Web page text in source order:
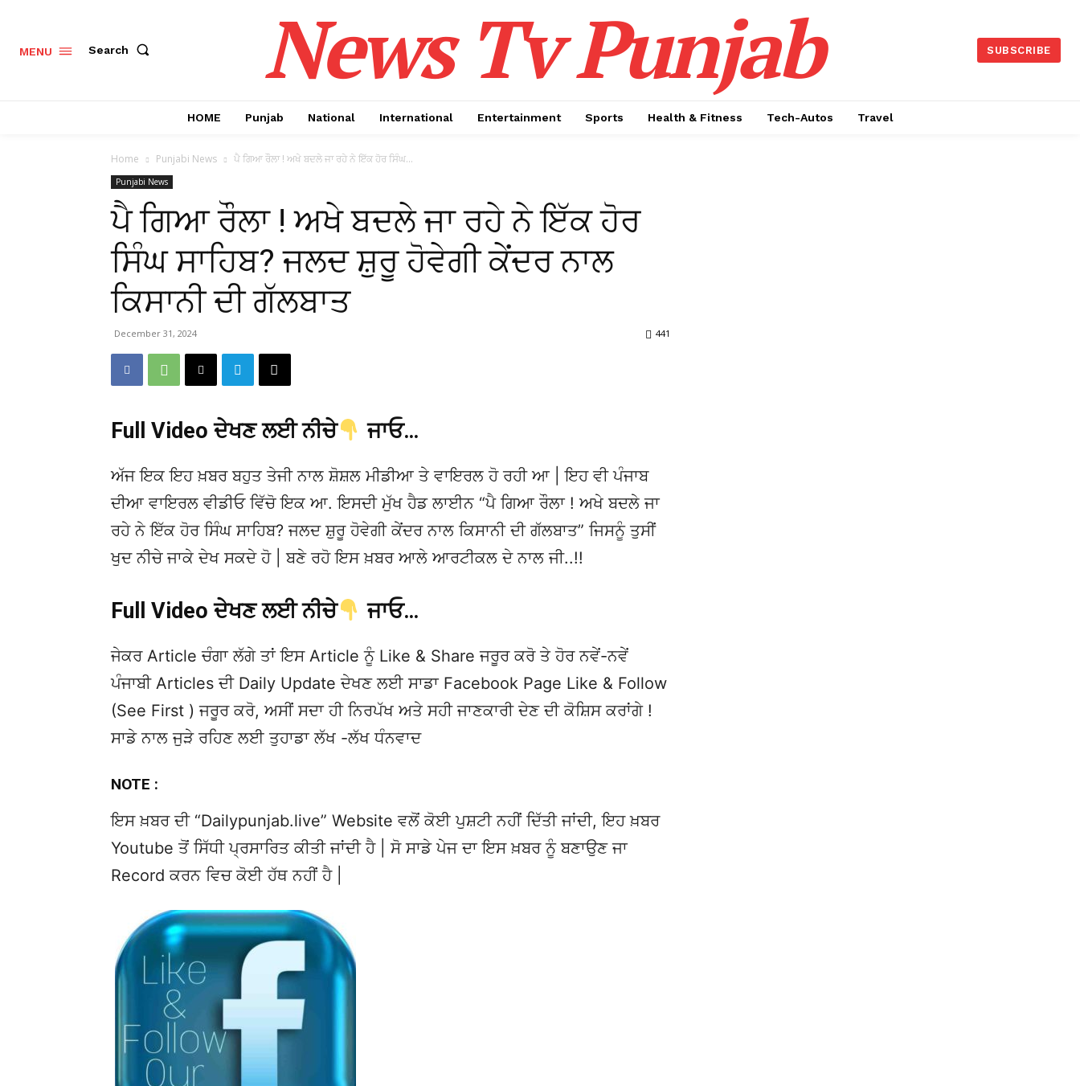
MENU Search News Tv Punjab SUBSCRIBE
HOME Punjab National International Entertainment Sports Health & Fitness Tech-Autos Travel
Home Punjabi News ਪੈ ਗਿਆ ਰੌਲਾ ! ਅਖੇ ਬਦਲੇ ਜਾ ਰਹੇ ਨੇ ਇੱਕ ਹੋਰ ਸਿੰਘ...
Punjabi News
ਪੈ ਗਿਆ ਰੌਲਾ ! ਅਖੇ ਬਦਲੇ ਜਾ ਰਹੇ ਨੇ ਇੱਕ ਹੋਰ
ਸਿੰਘ ਸਾਹਿਬ? ਜਲਦ ਸ਼ੁਰੂ ਹੋਵੇਗੀ ਕੇਂਦਰ ਨਾਲ
ਕਿਸਾਨੀ ਦੀ ਗੱਲਬਾਤ
December 31, 2024 441
Full Video ਦੇਖਣ ਲਈ ਨੀਚੇ ਜਾਓ…
ਅੱਜ ਇਕ ਇਹ ਖ਼ਬਰ ਬਹੁਤ ਤੇਜੀ ਨਾਲ ਸ਼ੋਸ਼ਲ ਮੀਡੀਆ ਤੇ ਵਾਇਰਲ ਹੋ ਰਹੀ ਆ | ਇਹ ਵੀ ਪੰਜਾਬ
ਦੀਆ ਵਾਇਰਲ ਵੀਡੀਓ ਵਿੱਚੋ ਇਕ ਆ. ਇਸਦੀ ਮੁੱਖ ਹੈਡ ਲਾਈਨ “ਪੈ ਗਿਆ ਰੌਲਾ ! ਅਖੇ ਬਦਲੇ ਜਾ
ਰਹੇ ਨੇ ਇੱਕ ਹੋਰ ਸਿੰਘ ਸਾਹਿਬ? ਜਲਦ ਸ਼ੁਰੂ ਹੋਵੇਗੀ ਕੇਂਦਰ ਨਾਲ ਕਿਸਾਨੀ ਦੀ ਗੱਲਬਾਤ” ਜਿਸਨੂੰ ਤੁਸੀਂ
ਖੁਦ ਨੀਚੇ ਜਾਕੇ ਦੇਖ ਸਕਦੇ ਹੋ | ਬਣੇ ਰਹੋ ਇਸ ਖ਼ਬਰ ਆਲੇ ਆਰਟੀਕਲ ਦੇ ਨਾਲ ਜੀ..!!
Full Video ਦੇਖਣ ਲਈ ਨੀਚੇ ਜਾਓ…
ਜੇਕਰ Article ਚੰਗਾ ਲੱਗੇ ਤਾਂ ਇਸ Article ਨੂੰ Like & Share ਜਰੂਰ ਕਰੋ ਤੇ ਹੋਰ ਨਵੇਂ-ਨਵੇਂ
ਪੰਜਾਬੀ Articles ਦੀ Daily Update ਦੇਖਣ ਲਈ ਸਾਡਾ Facebook Page Like & Follow
(See First ) ਜਰੂਰ ਕਰੋ, ਅਸੀਂ ਸਦਾ ਹੀ ਨਿਰਪੱਖ ਅਤੇ ਸਹੀ ਜਾਣਕਾਰੀ ਦੇਣ ਦੀ ਕੋਸ਼ਿਸ ਕਰਾਂਗੇ !
ਸਾਡੇ ਨਾਲ ਜੁੜੇ ਰਹਿਣ ਲਈ ਤੁਹਾਡਾ ਲੱਖ -ਲੱਖ ਧੰਨਵਾਦ
NOTE :
ਇਸ ਖ਼ਬਰ ਦੀ “Dailypunjab.live” Website ਵਲੋਂ ਕੋਈ ਪੁਸ਼ਟੀ ਨਹੀਂ ਦਿੱਤੀ ਜਾਂਦੀ, ਇਹ ਖ਼ਬਰ
Youtube ਤੋਂ ਸਿੱਧੀ ਪ੍ਰਸਾਰਿਤ ਕੀਤੀ ਜਾਂਦੀ ਹੈ | ਸੋ ਸਾਡੇ ਪੇਜ ਦਾ ਇਸ ਖ਼ਬਰ ਨੂੰ ਬਣਾਉਣ ਜਾ
Record ਕਰਨ ਵਿਚ ਕੋਈ ਹੱਥ ਨਹੀਂ ਹੈ |